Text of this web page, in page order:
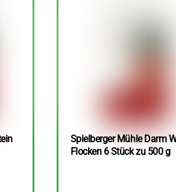
Spielberger Mühle Darm
Flocken 6 Stück zu 500 g